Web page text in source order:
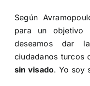
Según
para un objetivo
deseamos dar
ciudadanos turcos
sin visado. Yo soy